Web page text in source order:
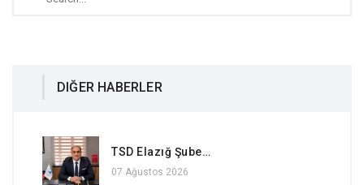
DIĞER HABERLER
TSD Elazığ Şube…
07 Ağustos 2026